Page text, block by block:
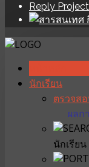
Reply Project
นักเรียน
ตรวจส
ผลก
นักเรีย